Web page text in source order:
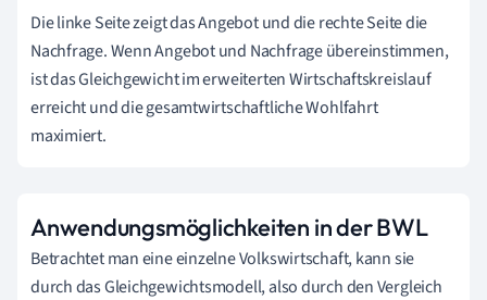
Die linke Seite zeigt das Angebot und die rechte Seite die
Nachfrage. Wenn Angebot und Nachfrage übereinstimmen,
ist das Gleichgewicht im erweiterten Wirtschaftskreislauf
erreicht und die gesamtwirtschaftliche Wohlfahrt
maximiert.
Anwendungsmöglichkeiten in der BWL
Betrachtet man eine einzelne Volkswirtschaft, kann sie
durch das Gleichgewichtsmodell, also durch den Vergleich